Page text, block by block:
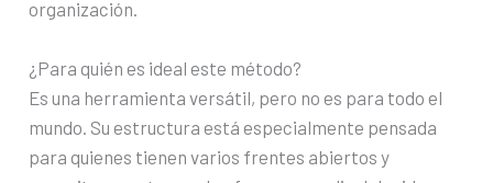
organización.
¿Para quién es ideal este método?
Es una herramienta versátil, pero no es para todo el
mundo. Su estructura está especialmente pensada
para quienes tienen varios frentes abiertos y